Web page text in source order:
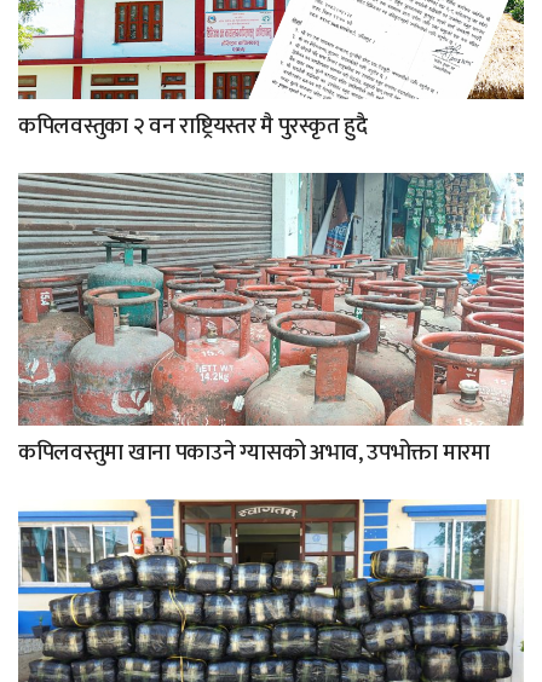
कपिलवस्तुका २ वन राष्ट्रियस्तर मै पुरस्कृत हुदै
कपिलवस्तुमा खाना पकाउने ग्यासको अभाव, उपभोक्ता मारमा